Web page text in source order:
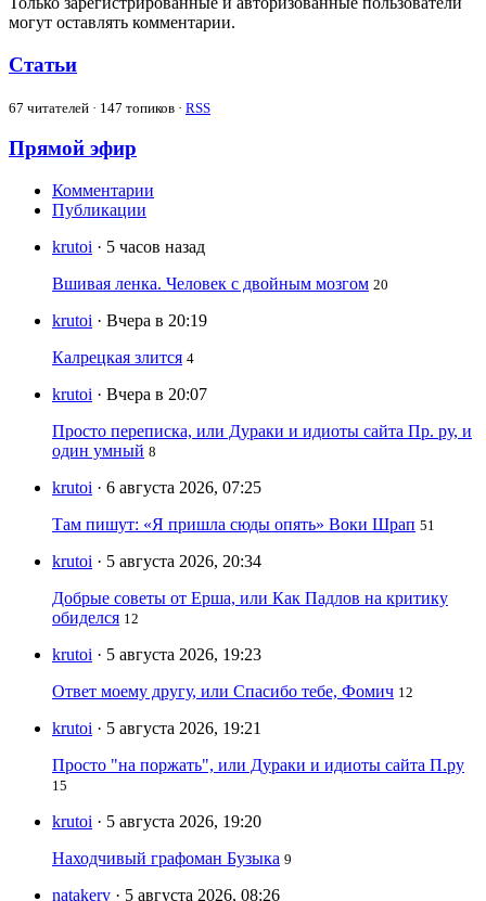
могут оставлять комментарии.
Статьи
67 читателей · 147 топиков · RSS
Прямой эфир
Комментарии
Публикации
krutoi · 5 часов назад
Вшивая ленка. Человек с двойным мозгом 20
krutoi · Вчера в 20:19
Калрецкая злится 4
krutoi · Вчера в 20:07
Просто переписка, или Дураки и идиоты сайта Пр. ру, и
один умный 8
krutoi · 6 августа 2026, 07:25
Там пишут: «Я пришла сюды опять» Воки Шрап 51
krutoi · 5 августа 2026, 20:34
Добрые советы от Ерша, или Как Падлов на критику
обиделся 12
krutoi · 5 августа 2026, 19:23
Ответ моему другу, или Спасибо тебе, Фомич 12
krutoi · 5 августа 2026, 19:21
Просто "на поржать", или Дураки и идиоты сайта П.ру
15
krutoi · 5 августа 2026, 19:20
Находчивый графоман Бузыка 9
natakery · 5 августа 2026, 08:26